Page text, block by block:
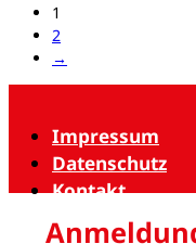
1
2
→
Impressum
Datenschutz
Kontakt